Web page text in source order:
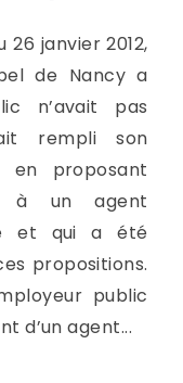
janvier 2012,
de Nancy a
n’avait pas
rempli son
en proposant
à un agent
et qui a été
propositions.
public
d’un agent...